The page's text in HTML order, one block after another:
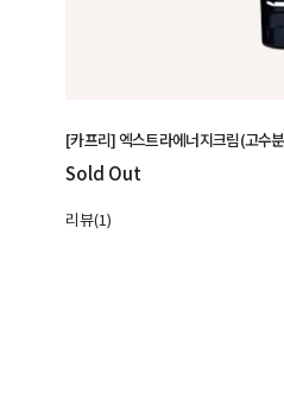
[카프리] 엑스트라에너지크림(고수
Sold Out
리뷰(1)